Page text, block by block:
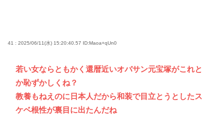
41 : 2025/06/11(水) 15:20:40.57 ID:Maoa+qUn0
若い女ならともかく還暦近いオバサン元宝塚がこれと
か恥ずかしくね？
教養もねえのに日本人だから和装で目立とうとしたス
ケベ根性が裏目に出たんだね